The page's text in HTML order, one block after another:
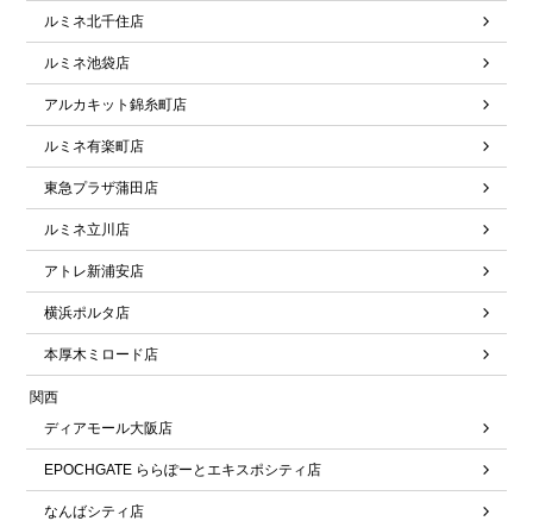
ルミネ北千住店
ルミネ池袋店
アルカキット錦糸町店
ルミネ有楽町店
東急プラザ蒲田店
ルミネ立川店
アトレ新浦安店
横浜ポルタ店
本厚木ミロード店
関西
ディアモール大阪店
EPOCHGATE ららぽーとエキスポシティ店
なんばシティ店